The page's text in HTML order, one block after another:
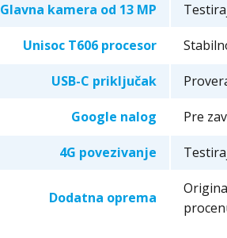
Glavna kamera od 13 MP
Unisoc T606 procesor
USB-C priključak
Google nalog Pre
4G povezivanje
Dodatna oprema